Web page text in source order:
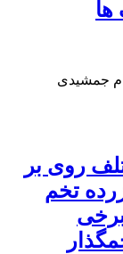
جمشیدی
روی بر
تخم